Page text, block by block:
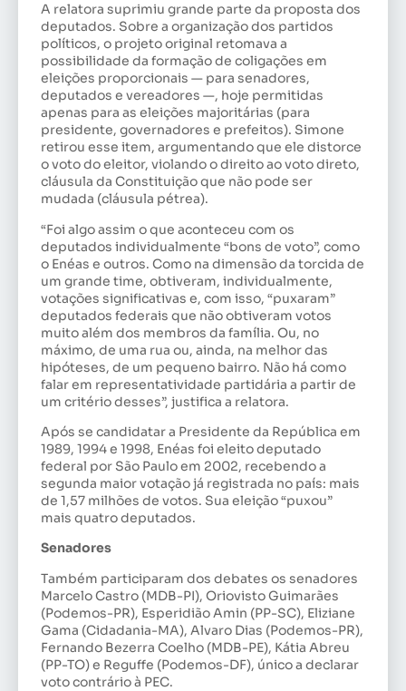
A relatora suprimiu grande parte da proposta dos
deputados. Sobre a organização dos partidos
políticos, o projeto original retomava a
possibilidade da formação de coligações em
eleições proporcionais — para senadores,
deputados e vereadores —, hoje permitidas
apenas para as eleições majoritárias (para
presidente, governadores e prefeitos). Simone
retirou esse item, argumentando que ele distorce
o voto do eleitor, violando o direito ao voto direto,
cláusula da Constituição que não pode ser
mudada (cláusula pétrea).
“Foi algo assim o que aconteceu com os
deputados individualmente “bons de voto”, como
o Enéas e outros. Como na dimensão da torcida de
um grande time, obtiveram, individualmente,
votações significativas e, com isso, “puxaram”
deputados federais que não obtiveram votos
muito além dos membros da família. Ou, no
máximo, de uma rua ou, ainda, na melhor das
hipóteses, de um pequeno bairro. Não há como
falar em representatividade partidária a partir de
um critério desses”, justifica a relatora.
Após se candidatar a Presidente da República em
1989, 1994 e 1998, Enéas foi eleito deputado
federal por São Paulo em 2002, recebendo a
segunda maior votação já registrada no país: mais
de 1,57 milhões de votos. Sua eleição “puxou”
mais quatro deputados.
Senadores
Também participaram dos debates os senadores
Marcelo Castro (MDB-PI), Oriovisto Guimarães
(Podemos-PR), Esperidião Amin (PP-SC), Eliziane
Gama (Cidadania-MA), Alvaro Dias (Podemos-PR),
Fernando Bezerra Coelho (MDB-PE), Kátia Abreu
(PP-TO) e Reguffe (Podemos-DF), único a declarar
voto contrário à PEC.